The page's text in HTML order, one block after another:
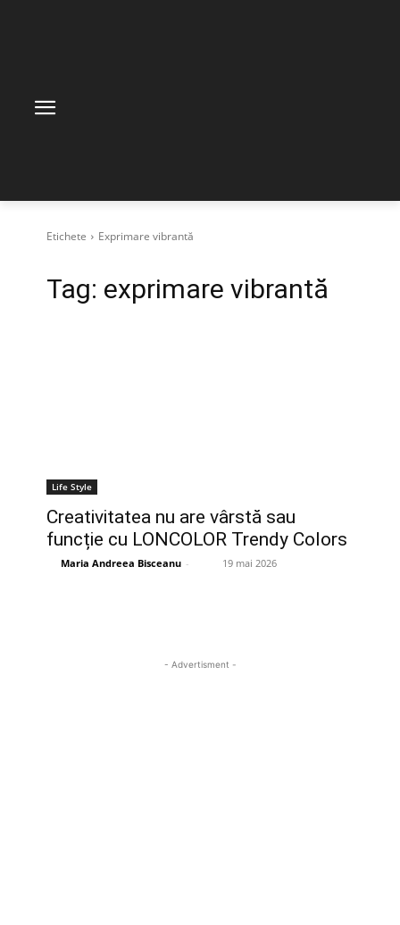
Etichete Exprimare vibrantă
Tag: exprimare vibrantă
Life Style
Creativitatea nu are vârstă sau
funcție cu LONCOLOR Trendy Colors
Maria Andreea Bisceanu - 19 mai 2026
- Advertisment -